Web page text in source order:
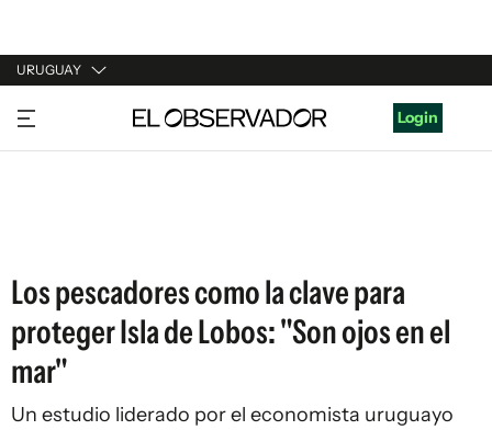
URUGUAY
URUGUAY
ARGENTINA
Login
Los pescadores como la clave para
proteger Isla de Lobos: "Son ojos en el
mar"
Un estudio liderado por el economista uruguayo